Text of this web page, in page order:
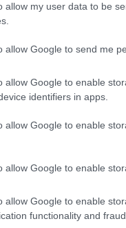
allow my user data to be
allow Google to send me
allow Google to enable
identifiers in apps.
allow Google to enable
allow Google to enable
allow Google to enable
functionality and
pista
le
ciclabile su via
– La nuova pista